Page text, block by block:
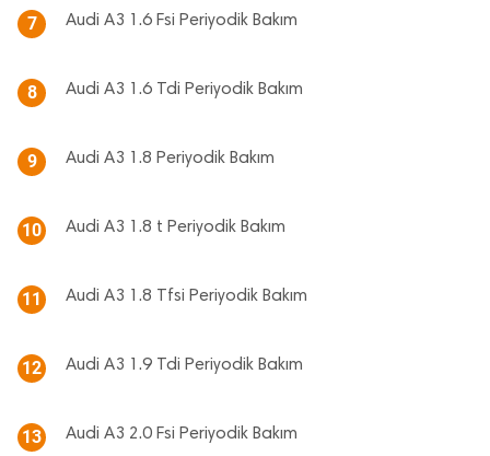
7 Audi A3 1.6 Fsi Periyodik Bakım
8 Audi A3 1.6 Tdi Periyodik Bakım
9 Audi A3 1.8 Periyodik Bakım
10 Audi A3 1.8 t Periyodik Bakım
11 Audi A3 1.8 Tfsi Periyodik Bakım
12 Audi A3 1.9 Tdi Periyodik Bakım
13 Audi A3 2.0 Fsi Periyodik Bakım